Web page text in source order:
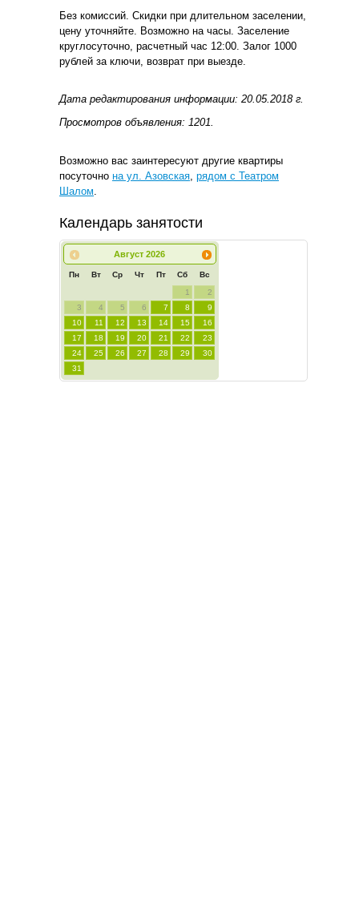
Без комиссий. Скидки при длительном заселении,
цену уточняйте. Возможно на часы. Заселение
круглосуточно, расчетный час 12:00. Залог 1000
рублей за ключи, возврат при выезде.
Дата редактирования информации: 20.05.2018 г.
Просмотров объявления: 1201.
Возможно вас заинтересуют другие квартиры
посуточно на ул. Азовская рядом с Театром
Шалом
Календарь занятости
Август 2026
Пн Вт Ср Чт Пт Сб Вс
1
2
3
4 5 6 7 8
9
10
11 12 13 14 15
16
17
18 19 20 21 22
23
24
25 26 27 28 29
30
31